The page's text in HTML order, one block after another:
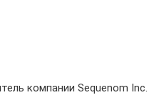
компании Sequenom